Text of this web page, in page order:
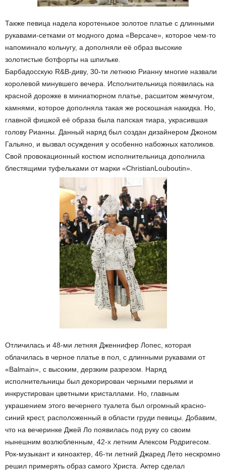
Также певица надела коротенькое золотое платье с длинными
рукавами-сетками от модного дома «Версаче», которое чем-то
напоминало кольчугу, а дополняли её образ высокие
золотистые ботфорты на шпильке.
Барбадосскую R&B-диву, 30-ти летнюю Рианну многие назвали
королевой минувшего вечера. Исполнительница появилась на
красной дорожке в миниатюрном платье, расшитом жемчугом,
камнями, которое дополняла такая же роскошная накидка. Но,
главной фишкой её образа была папская тиара, украсившая
голову Рианны. Данный наряд был создан дизайнером Джоном
Гальяно, и вызвал осуждения у особенно набожных католиков.
Свой провокационный костюм исполнительница дополнила
блестящими туфельками от марки «ChristianLouboutin».
Отличилась и 48-ми летняя Дженнифер Лопес, которая
облачилась в черное платье в пол, с длинными рукавами от
«Balmain», с высоким, дерзким разрезом. Наряд
исполнительницы был декорирован черными перьями и
инкрустирован цветными кристаллами. Но, главным
украшением этого вечернего туалета был огромный красно-
синий крест, расположенный в области груди певицы. Добавим,
что на вечеринке Джей Ло появилась под руку со своим
нынешним возлюбленным, 42-х летним Алексом Родригесом.
Рок-музыкант и киноактер, 46-ти летний Джаред Лето нескромно
решил примерять образ самого Христа. Актер сделал